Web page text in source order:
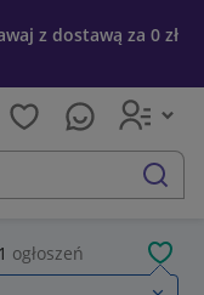
z dostawą za 0 zł
szukaj
ogłoszeń